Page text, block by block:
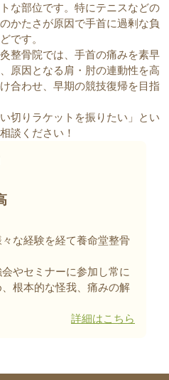
な部位です。特にテニスなどの
かたさが原因で手首に過剰な負
です。
整骨院では、手首の痛みを素早
原因となる肩・肘の連動性を高
合わせ、早期の競技復帰を目指
切りラケットを振りたい」とい
談ください！
な経験を経て養命堂整骨
やセミナーに参加し常に
根本的な怪我、痛みの解
詳細はこちら